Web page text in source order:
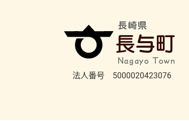
法人番号 5000020423076